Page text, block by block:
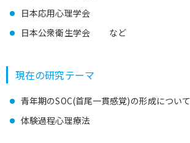
日本応用心理学会
日本公衆衛生学会 など
現在の研究テーマ
青年期のSOC(首尾一貫感覚)の形成について
体験過程心理療法